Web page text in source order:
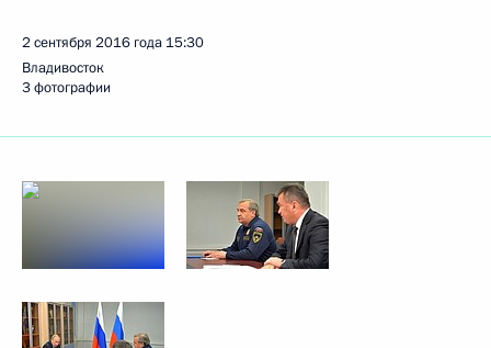
2 сентября 2016 года 15:30
Владивосток
3 фотографии